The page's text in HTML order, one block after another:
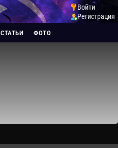
Войти
Регистрация
СТАТЬИ ФОТО